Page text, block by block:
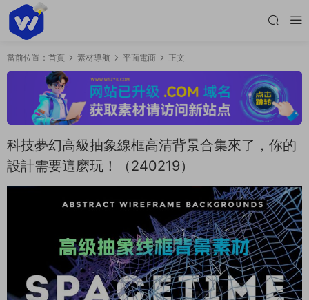
當前位置： 首頁 素材導航 平面電商 正文
科技夢幻高級抽象線框高清背景合集來了，你的
設計需要這麽玩！（240219）